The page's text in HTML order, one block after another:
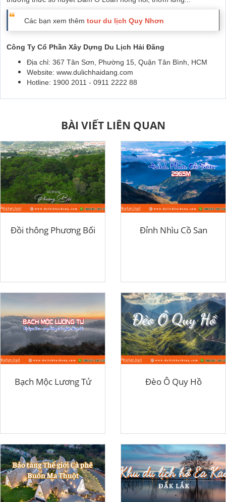
Các bạn xem thêm tour du lịch Quy Nhơn
Công Ty Cổ Phần Xây Dựng Du Lịch Hải Đăng
Địa chỉ: 367 Tân Sơn, Phường 15, Quận Tân Bình, HCM
Website: www.dulichhaidang.com
Hotline: 1900 2011 - 0911 2222 88
BÀI VIẾT LIÊN QUAN
Đồi thông Phương Bối Đỉnh Nhìu Cồ San
Bạch Mộc Lương Tử Đèo Ô Quy Hồ